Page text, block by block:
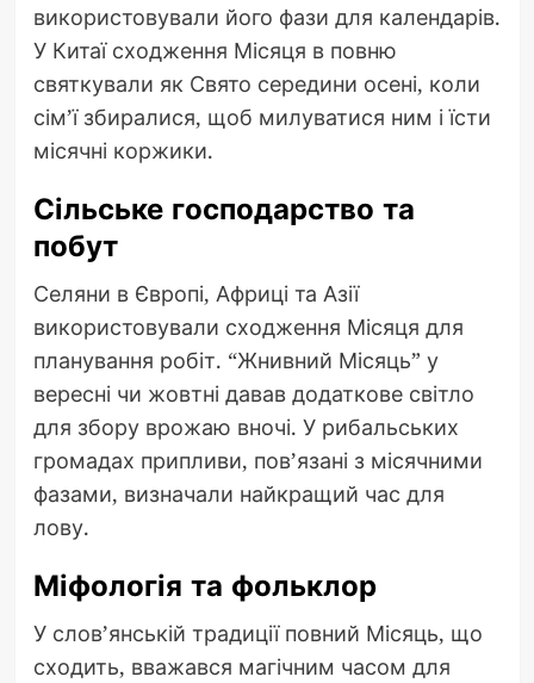
використовували його фази для календарів.
У Китаї сходження Місяця в повню
святкували як Свято середини осені, коли
сім’ї збиралися, щоб милуватися ним і їсти
місячні коржики.
Сільське господарство та
побут
Селяни в Європі, Африці та Азії
використовували сходження Місяця для
планування робіт. “Жнивний Місяць” у
вересні чи жовтні давав додаткове світло
для збору врожаю вночі. У рибальських
громадах припливи, пов’язані з місячними
фазами, визначали найкращий час для
лову.
Міфологія та фольклор
У слов’янській традиції повний Місяць, що
сходить, вважався магічним часом для